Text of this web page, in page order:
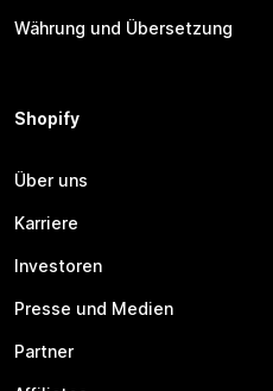
Währung und Übersetzung
Shopify
Über uns
Karriere
Investoren
Presse und Medien
Partner